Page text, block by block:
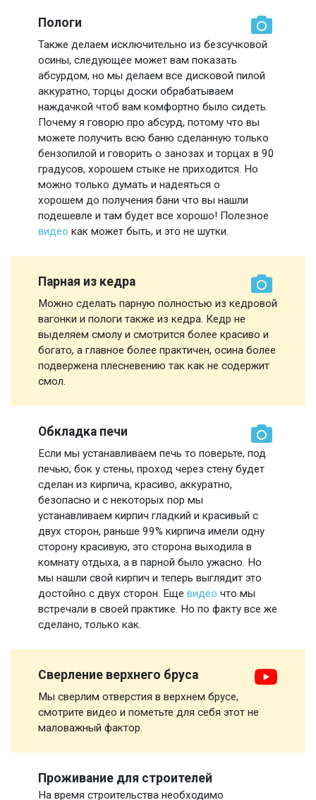
Пологи
Также делаем исключительно из безсучковой
осины, следующее может вам показать
абсурдом, но мы делаем все дисковой пилой
аккуратно, торцы доски обрабатываем
наждачкой чтоб вам комфортно было сидеть.
Почему я говорю про абсурд, потому что вы
можете получить всю баню сделанную только
бензопилой и говорить о занозах и торцах в 90
градусов, хорошем стыке не приходится. Но
можно только думать и надеяться о
хорошем до получения бани что вы нашли
подешевле и там будет все хорошо! Полезное
видео как может быть, и это не шутки.
Парная из кедра
Можно сделать парную полностью из кедровой
вагонки и пологи также из кедра. Кедр не
выделяем смолу и смотрится более красиво и
богато, а главное более практичен, осина более
подвержена плесневению так как не содержит
смол.
Обкладка печи
Если мы устанавливаем печь то поверьте, под
печью, бок у стены, проход через стену будет
сделан из кирпича, красиво, аккуратно,
безопасно и с некоторых пор мы
устанавливаем кирпич гладкий и красивый с
двух сторон, раньше 99% кирпича имели одну
сторону красивую, это сторона выходила в
комнату отдыха, а в парной было ужасно. Но
мы нашли свой кирпич и теперь выглядит это
достойно с двух сторон. Еще видео что мы
встречали в своей практике. Но по факту все же
сделано, только как.
Сверление верхнего бруса
Мы сверлим отверстия в верхнем брусе,
смотрите видео и пометьте для себя этот не
маловажный фактор.
Проживание для строителей
На время строительства необходимо